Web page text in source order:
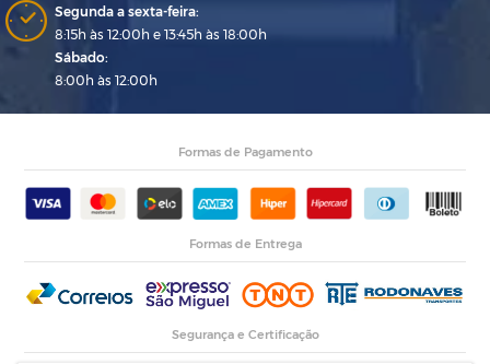
Segunda a sexta-feira:
8:15h às 12:00h e 13:45h às 18:00h
Sábado:
8:00h às 12:00h
Formas de Pagamento
Formas de Entrega
Segurança e Certificação